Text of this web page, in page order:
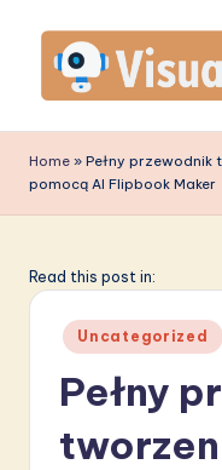
content
is
u
li
A
Home » Pełny
pomocą AI Flipbook Maker
Read this post in:
Posted
in
Uncategorized
Pełny